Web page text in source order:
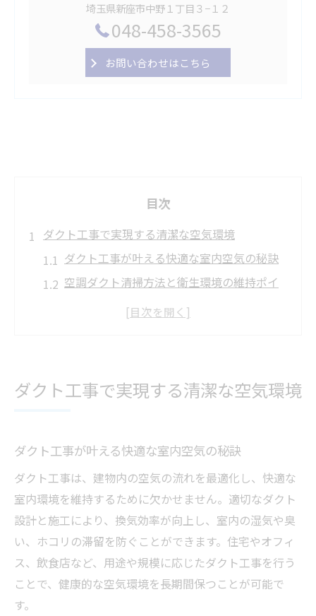
埼玉県新座市中野１丁目３−１２
048-458-3565
お問い合わせはこちら
目次
ダクト工事で実現する清潔な空気環境
ダクト工事が叶える快適な室内空気の秘訣
空調ダクト清掃方法と衛生環境の維持ポイ
す
ダクト工事で家庭と職場の空気を守る方法
マンションダクト掃除の必要性とメンテナ
ンス術
換気扇ダクト掃除を自分で行う際の注意点
厨房ダクト清掃料金の相場と賢い業者選び
ダクト工事で実現する清潔な空気環境
ダクト工事が叶える快適な室内空気の秘訣
ダクト工事は、建物内の空気の流れを最適化し、快適な
室内環境を維持するために欠かせません。適切なダクト
設計と施工により、換気効率が向上し、室内の湿気や臭
い、ホコリの滞留を防ぐことができます。住宅やオフィ
ス、飲食店など、用途や規模に応じたダクト工事を行う
ことで、健康的な空気環境を長期間保つことが可能で
す。